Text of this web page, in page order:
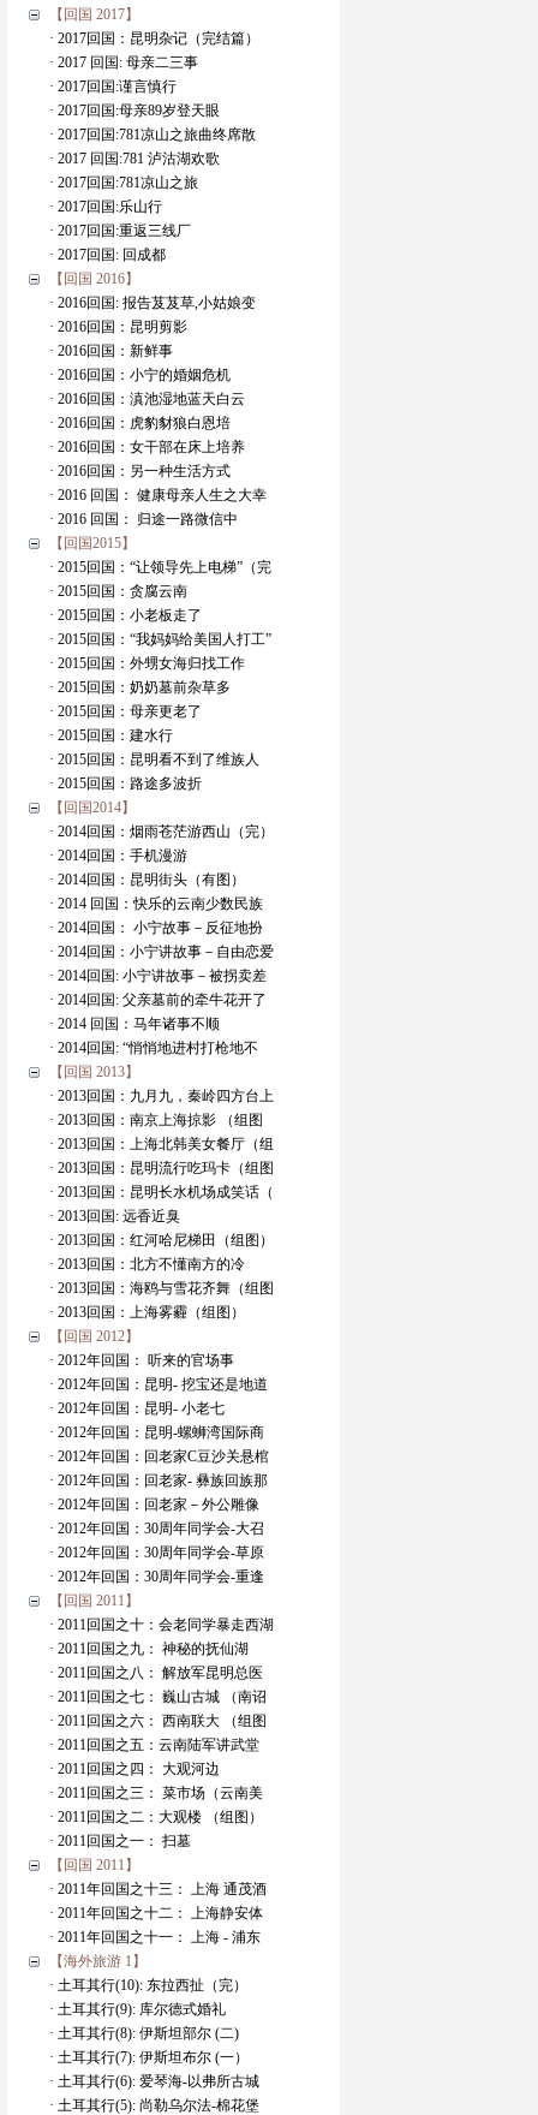
【回国 2017】
· 2017回国：昆明杂记（完结篇）
· 2017 回国: 母亲二三事
· 2017回国:谨言慎行
· 2017回国:母亲89岁登天眼
· 2017回国:781凉山之旅曲终席散
· 2017 回国:781 泸沽湖欢歌
· 2017回国:781凉山之旅
· 2017回国:乐山行
· 2017回国:重返三线厂
· 2017回国: 回成都
【回国 2016】
· 2016回国: 报告芨芨草,小姑娘变
· 2016回国：昆明剪影
· 2016回国：新鲜事
· 2016回国：小宁的婚姻危机
· 2016回国：滇池湿地蓝天白云
· 2016回国：虎豹豺狼白恩培
· 2016回国：女干部在床上培养
· 2016回国：另一种生活方式
· 2016 回国： 健康母亲人生之大幸
· 2016 回国： 归途一路微信中
【回国2015】
· 2015回国：“让领导先上电梯”（完
· 2015回国：贪腐云南
· 2015回国：小老板走了
· 2015回国：“我妈妈给美国人打工”
· 2015回国：外甥女海归找工作
· 2015回国：奶奶墓前杂草多
· 2015回国：母亲更老了
· 2015回国：建水行
· 2015回国：昆明看不到了维族人
· 2015回国：路途多波折
【回国2014】
· 2014回国：烟雨苍茫游西山（完）
· 2014回国：手机漫游
· 2014回国：昆明街头（有图）
· 2014 回国：快乐的云南少数民族
· 2014回国： 小宁故事－反征地扮
· 2014回国：小宁讲故事－自由恋爱
· 2014回国: 小宁讲故事－被拐卖差
· 2014回国: 父亲墓前的牵牛花开了
· 2014 回国：马年诸事不顺
· 2014回国: “悄悄地进村打枪地不
【回国 2013】
· 2013回国：九月九，秦岭四方台上
· 2013回国：南京上海掠影 （组图
· 2013回国：上海北韩美女餐厅（组
· 2013回国：昆明流行吃玛卡（组图
· 2013回国：昆明长水机场成笑话（
· 2013回国: 远香近臭
· 2013回国：红河哈尼梯田（组图）
· 2013回国：北方不懂南方的冷
· 2013回国：海鸥与雪花齐舞（组图
· 2013回国：上海雾霾（组图）
【回国 2012】
· 2012年回国： 听来的官场事
· 2012年回国：昆明- 挖宝还是地道
· 2012年回国：昆明- 小老七
· 2012年回国：昆明-螺蛳湾国际商
· 2012年回国：回老家C豆沙关悬棺
· 2012年回国：回老家- 彝族回族那
· 2012年回国：回老家－外公雕像
· 2012年回国：30周年同学会-大召
· 2012年回国：30周年同学会-草原
· 2012年回国：30周年同学会-重逢
【回国 2011】
· 2011回国之十：会老同学暴走西湖
· 2011回国之九： 神秘的抚仙湖
· 2011回国之八： 解放军昆明总医
· 2011回国之七： 巍山古城 （南诏
· 2011回国之六： 西南联大 （组图
· 2011回国之五：云南陆军讲武堂
· 2011回国之四： 大观河边
· 2011回国之三： 菜市场（云南美
· 2011回国之二：大观楼 （组图）
· 2011回国之一： 扫墓
【回国 2011】
· 2011年回国之十三： 上海 通茂酒
· 2011年回国之十二： 上海静安体
· 2011年回国之十一： 上海 - 浦东
【海外旅游 1】
· 土耳其行(10): 东拉西扯（完）
· 土耳其行(9): 库尔德式婚礼
· 土耳其行(8): 伊斯坦部尔 (二)
· 土耳其行(7): 伊斯坦布尔 (一）
· 土耳其行(6): 爱琴海-以弗所古城
· 土耳其行(5): 尚勒乌尔法-棉花堡